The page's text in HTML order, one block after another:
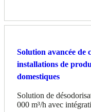
Solution avancée de
installations de
domestiques
Solution de
000 m³/h avec